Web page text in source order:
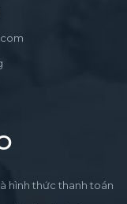
hình thức thanh toán